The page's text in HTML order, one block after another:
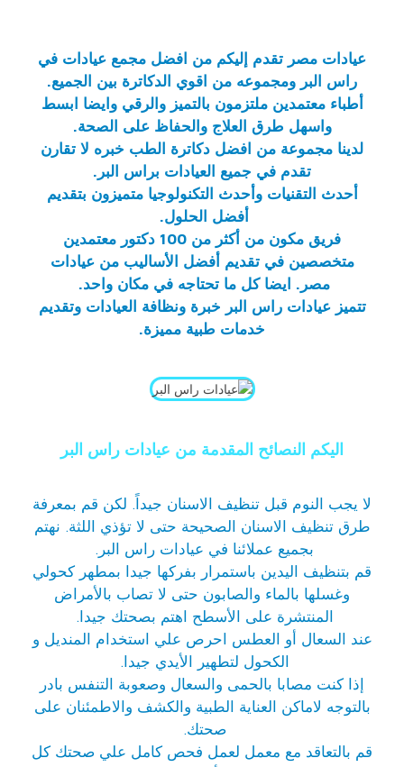
عيادات مصر تقدم إليكم من افضل مجمع عيادات في
راس البر ومجموعه من اقوي الدكاترة بين الجميع.
أطباء معتمدين ملتزمون بالتميز والرقي وايضا ابسط
واسهل طرق العلاج والحفاظ على الصحة.
لدينا مجموعة من افضل دكاترة الطب خبره لا تقارن
تقدم في جميع العيادات براس البر .
أحدث التقنيات وأحدث التكنولوجيا متميزون بتقديم
أفضل الحلول.
فريق مكون من أكثر من 100 دكتور معتمدين
متخصصين في تقديم أفضل الأساليب من عيادات
مصر. ايضا كل ما تحتاجه في مكان واحد.
تتميز عيادات راس البر خبرة ونظافة العيادات وتقديم
خدمات طبية مميزة.
اليكم النصائح المقدمة من عيادات راس البر
لا يجب النوم قبل تنظيف الاسنان جيداً. لكن قم بمعرفة
طرق تنظيف الاسنان الصحيحة حتى لا تؤذي اللثة. نهتم
بجميع عملائنا في عيادات راس البر .
قم بتنظيف اليدين باستمرار بفركها جيدا بمطهر كحولي
وغسلها بالماء والصابون حتى لا تصاب بالأمراض
المنتشرة على الأسطح اهتم بصحتك جيدا.
عند السعال أو العطس احرص علي استخدام المنديل و
الكحول لتطهير الأيدي جيدا.
إذا كنت مصابا بالحمى والسعال وصعوبة التنفس بادر
بالتوجه لاماكن العناية الطبية والكشف والاطمئنان على
صحتك.
قم بالتعاقد مع معمل لعمل فحص كامل علي صحتك كل